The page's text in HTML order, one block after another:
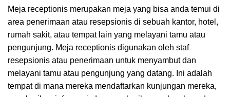
Meja receptionis merupakan meja yang bisa anda temui di
area penerimaan atau resepsionis di sebuah kantor, hotel,
rumah sakit, atau tempat lain yang melayani tamu atau
pengunjung. Meja receptionis digunakan oleh staf
resepsionis atau penerimaan untuk menyambut dan
melayani tamu atau pengunjung yang datang. Ini adalah
tempat di mana mereka mendaftarkan kunjungan mereka,